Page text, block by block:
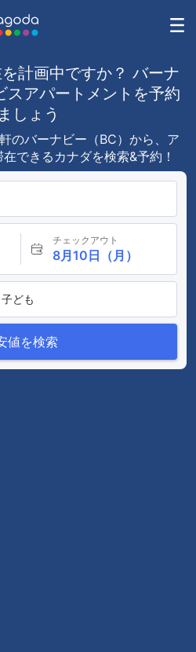
計画中ですか？ バーナ
スアパートメントを予約
しょう
のバーナビー（BC）から、ア
できるカナダを検索&予約！
チェックアウト
8月10日（月）
子ども
値を検索